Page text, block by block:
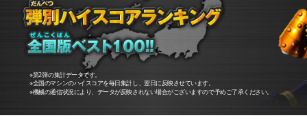
※第2弾の集計データです。
※全国のマシンのハイスコアを毎日集計し、翌日に反映させています。
※機械の通信状況により、データが反映されない場合がございますので予めご了承ください。